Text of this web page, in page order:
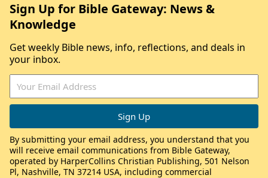
Sign Up for Bible Gateway: News &
Knowledge
Get weekly Bible news, info, reflections, and deals in
your inbox.
By submitting your email address, you understand that you
will receive email communications from Bible Gateway,
operated by HarperCollins Christian Publishing, 501 Nelson
Pl, Nashville, TN 37214 USA, including commercial